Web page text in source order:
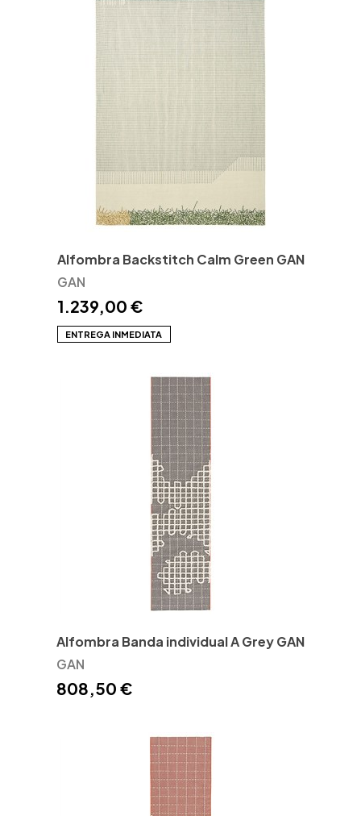
Alfombra Backstitch Calm Green GAN
GAN
1.239,00 €
ENTREGA INMEDIATA
Alfombra Banda individual A Grey GAN
GAN
808,50 €